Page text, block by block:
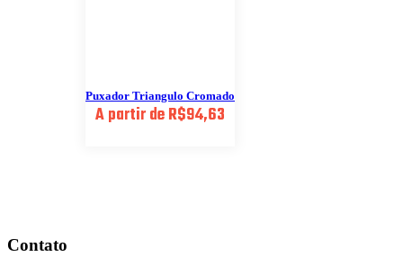
Puxador Triangulo Cromado
A partir deR$94,63
Contato